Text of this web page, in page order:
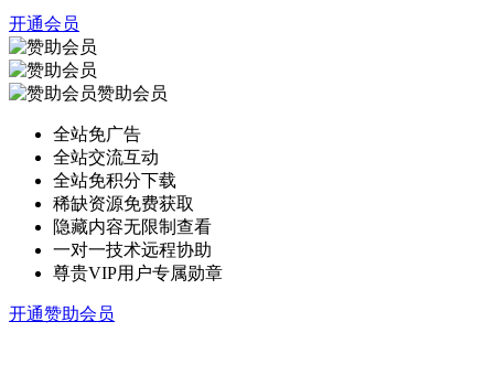
开通会员
赞助会员
全站免广告
全站交流互动
全站免积分下载
稀缺资源免费获取
隐藏内容无限制查看
一对一技术远程协助
尊贵VIP用户专属勋章
开通赞助会员